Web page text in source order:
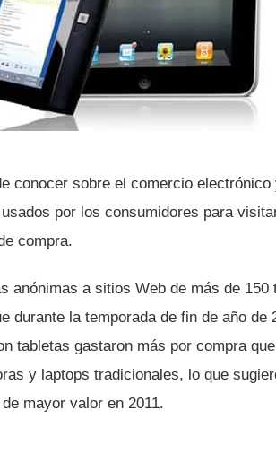
conocer sobre el comercio electrónico
por los consumidores para
compra.
anónimas a sitios Web de más de 150
durante la temporada de fin de año de
tabletas gastaron más por compra
y laptops tradicionales, lo que
mayor valor en 2011.